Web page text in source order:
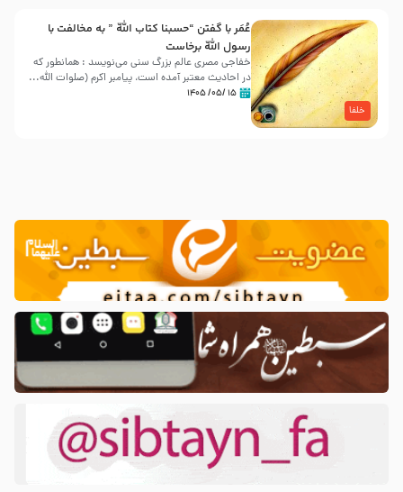
خلفا
عُمَر با گفتن “حسبنا كتاب اللّه ” به مخالفت با
رسول اللّه برخاست
خفاجی مصری عالم بزرگ سنی می‌نویسد : همانطور که
در احادیث معتبر آمده است، پیامبر اکرم (صلوات اللّه...
۱۵ /۰۵/ ۱۴۰۵